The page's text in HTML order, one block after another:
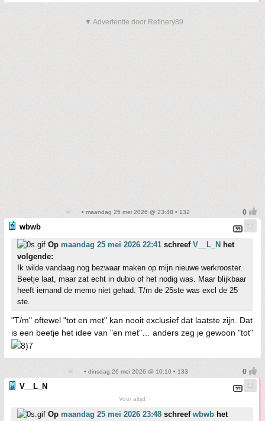
▼ Advertentie door Refinery89
• maandag 25 mei 2026 @ 23:48 • 132
wbwb
Op maandag 25 mei 2026 22:41 schreef V__L_N het
volgende:
Ik wilde vandaag nog bezwaar maken op mijn nieuwe werkrooster.
Beetje laat, maar zat echt in dubio of het nodig was. Maar blijkbaar
heeft iemand de memo niet gehad. T/m de 25ste was excl de 25
ste.
"T/m" oftewel "tot en met" kan nooit exclusief dat laatste zijn. Dat
is een beetje het idee van "en met"… anders zeg je gewoon "tot"
• dinsdag 26 mei 2026 @ 10:10 • 133
V__L_N
Voor altijd
Op maandag 25 mei 2026 23:48 schreef wbwb het